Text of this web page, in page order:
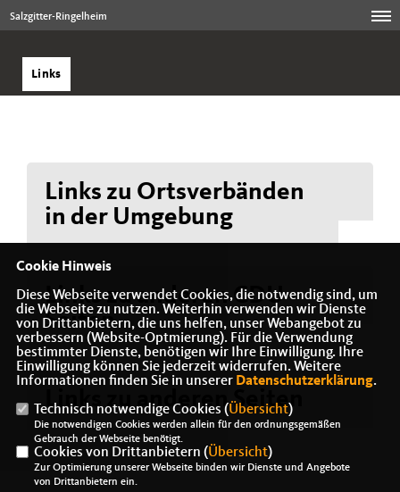
Salzgitter-Ringelheim
Links
Links zu Ortsverbänden
in der Umgebung
Links zu anderen CDU-
Seiten
Links zu anderen Seiten
Cookie Hinweis
Diese Webseite verwendet Cookies, die notwendig sind, um
die Webseite zu nutzen. Weiterhin verwenden wir Dienste
von Drittanbietern, die uns helfen, unser Webangebot zu
verbessern (Website-Optmierung). Für die Verwendung
bestimmter Dienste, benötigen wir Ihre Einwilligung. Ihre
Einwilligung können Sie jederzeit widerrufen. Weitere
Informationen finden Sie in unserer Datenschutzerklärung.
Technisch notwendige Cookies (Übersicht)
Die notwendigen Cookies werden allein für den ordnungsgemäßen
Gebrauch der Webseite benötigt.
Cookies von Drittanbietern (Übersicht)
Zur Optimierung unserer Webseite binden wir Dienste und Angebote
von Drittanbietern ein.